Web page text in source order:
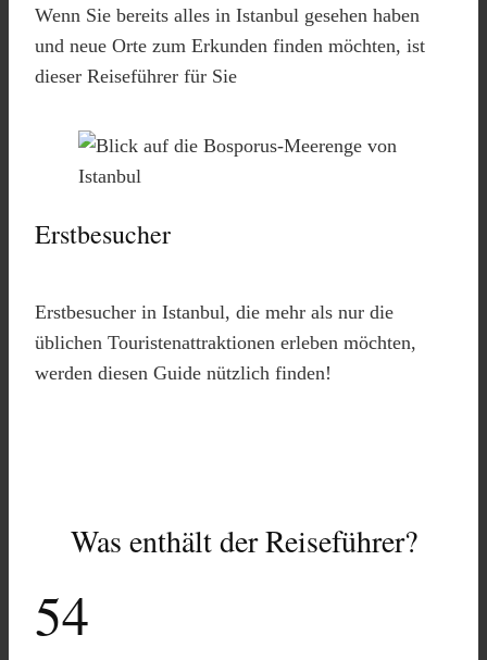
Wenn Sie bereits alles in Istanbul gesehen haben
und neue Orte zum Erkunden finden möchten, ist
dieser Reiseführer für Sie
Erstbesucher
Erstbesucher in Istanbul, die mehr als nur die
üblichen Touristenattraktionen erleben möchten,
werden diesen Guide nützlich finden!
Was enthält der Reiseführer?
54